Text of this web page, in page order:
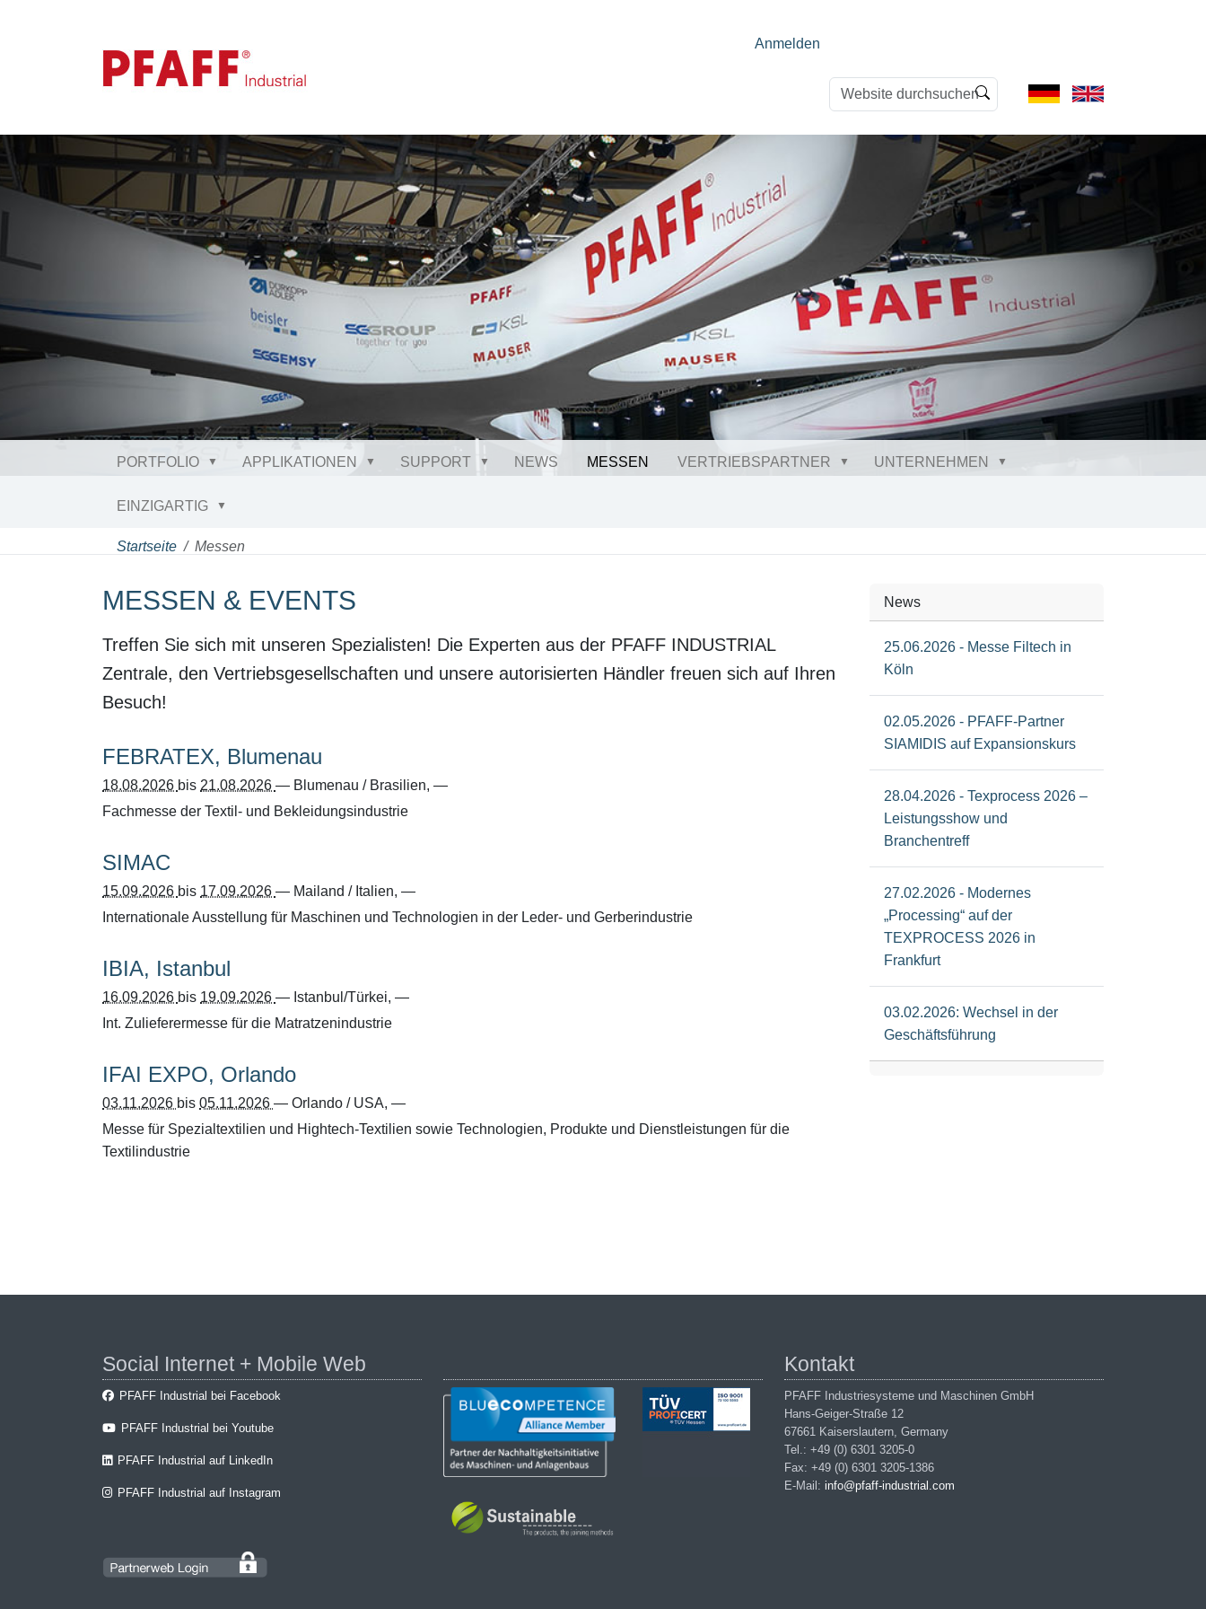
Anmelden
Website
durchsuchen
Erweiterte
Suche…
PORTFOLIO APPLIKATIONEN SUPPORT NEWS MESSEN VERTRIEBSPARTNER UNTERNEHMEN
EINZIGARTIG
Startseite Messen
MESSEN & EVENTS
Treffen Sie sich mit unseren Spezialisten! Die Experten aus der PFAFF INDUSTRIAL
Zentrale, den Vertriebsgesellschaften und unsere autorisierten Händler freuen sich auf Ihren
Besuch!
FEBRATEX, Blumenau
18.08.2026 bis 21.08.2026 — Blumenau / Brasilien, —
Fachmesse der Textil- und Bekleidungsindustrie
SIMAC
15.09.2026 bis 17.09.2026 — Mailand / Italien, —
Internationale Ausstellung für Maschinen und Technologien in der Leder- und Gerberindustrie
IBIA, Istanbul
16.09.2026 bis 19.09.2026 — Istanbul/Türkei, —
Int. Zulieferermesse für die Matratzenindustrie
IFAI EXPO, Orlando
03.11.2026 bis 05.11.2026 — Orlando / USA, —
Messe für Spezialtextilien und Hightech-Textilien sowie Technologien, Produkte und Dienstleistungen für die
Textilindustrie
News
25.06.2026 - Messe Filtech in
Köln
02.05.2026 - PFAFF-Partner
SIAMIDIS auf Expansionskurs
28.04.2026 - Texprocess 2026 –
Leistungsshow und
Branchentreff
27.02.2026 - Modernes
„Processing“ auf der
TEXPROCESS 2026 in
Frankfurt
03.02.2026: Wechsel in der
Geschäftsführung
Social Internet + Mobile Web
PFAFF Industrial bei Facebook
PFAFF Industrial bei Youtube
PFAFF Industrial auf LinkedIn
PFAFF Industrial auf Instagram
Kontakt
PFAFF Industriesysteme und Maschinen GmbH
Hans-Geiger-Straße 12
67661 Kaiserslautern, Germany
Tel.: +49 (0) 6301 3205-0
Fax: +49 (0) 6301 3205-1386
E-Mail: info@pfaff-industrial.com